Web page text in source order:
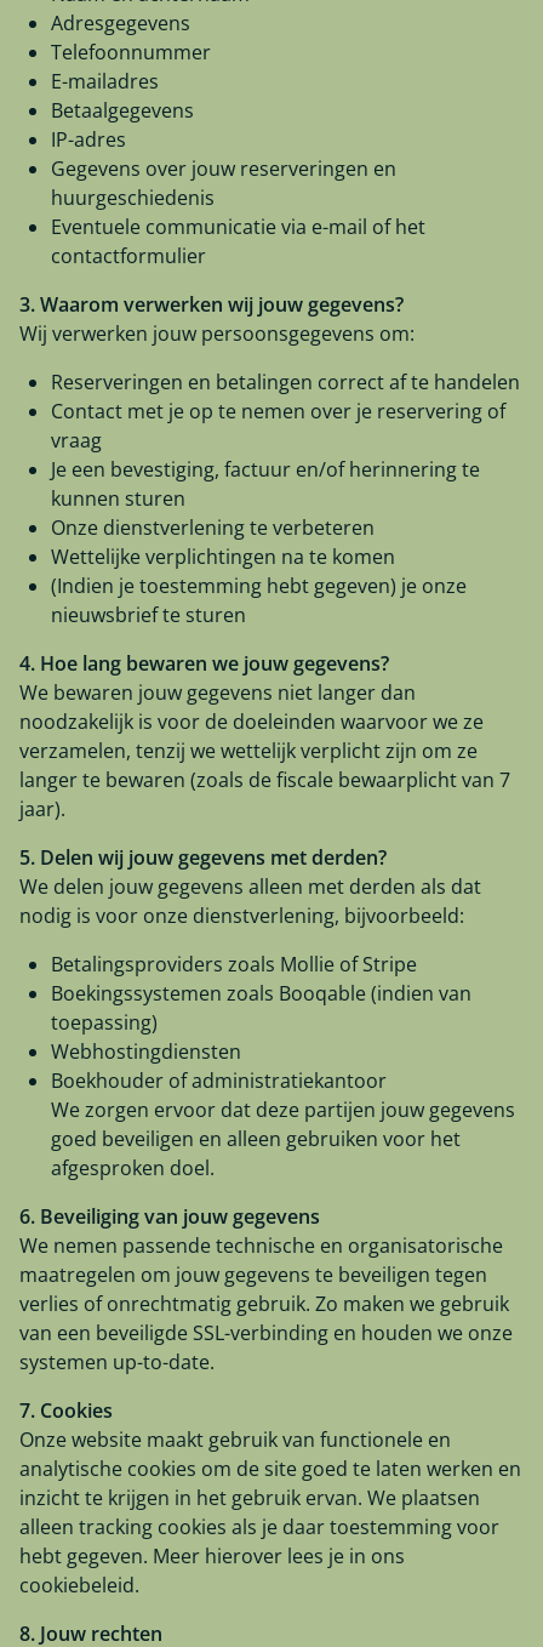
Adresgegevens
Telefoonnummer
E-mailadres
Betaalgegevens
IP-adres
Gegevens over jouw reserveringen en
huurgeschiedenis
Eventuele communicatie via e-mail of het
contactformulier
3. Waarom verwerken wij jouw gegevens?
Wij verwerken jouw persoonsgegevens om:
Reserveringen en betalingen correct af te handelen
Contact met je op te nemen over je reservering of
vraag
Je een bevestiging, factuur en/of herinnering te
kunnen sturen
Onze dienstverlening te verbeteren
Wettelijke verplichtingen na te komen
(Indien je toestemming hebt gegeven) je onze
nieuwsbrief te sturen
4. Hoe lang bewaren we jouw gegevens?
We bewaren jouw gegevens niet langer dan
noodzakelijk is voor de doeleinden waarvoor we ze
verzamelen, tenzij we wettelijk verplicht zijn om ze
langer te bewaren (zoals de fiscale bewaarplicht van 7
jaar).
5. Delen wij jouw gegevens met derden?
We delen jouw gegevens alleen met derden als dat
nodig is voor onze dienstverlening, bijvoorbeeld:
Betalingsproviders zoals Mollie of Stripe
Boekingssystemen zoals Booqable (indien van
toepassing)
Webhostingdiensten
Boekhouder of administratiekantoor
We zorgen ervoor dat deze partijen jouw gegevens
goed beveiligen en alleen gebruiken voor het
afgesproken doel.
6. Beveiliging van jouw gegevens
We nemen passende technische en organisatorische
maatregelen om jouw gegevens te beveiligen tegen
verlies of onrechtmatig gebruik. Zo maken we gebruik
van een beveiligde SSL-verbinding en houden we onze
systemen up-to-date.
7. Cookies
Onze website maakt gebruik van functionele en
analytische cookies om de site goed te laten werken en
inzicht te krijgen in het gebruik ervan. We plaatsen
alleen tracking cookies als je daar toestemming voor
hebt gegeven. Meer hierover lees je in ons
cookiebeleid.
8. Jouw rechten